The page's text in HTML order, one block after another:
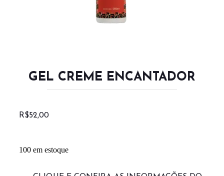
GEL CREME ENCANTADOR
R$52,00
100 em estoque